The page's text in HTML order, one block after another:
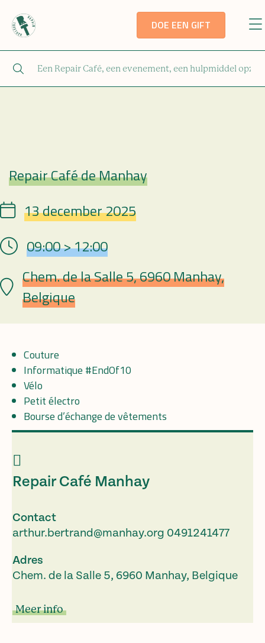
DOE EEN GIFT
Repair Café
Repair Café de Manhay
Date 13 december 2025
Hour 09:00 > 12:00
PlaatsChem. de la Salle 5, 6960 Manhay,
Belgique
Couture
Informatique #EndOf10
Vélo
Petit électro
Bourse d’échange de vêtements
Repair Café Manhay
Contact
arthur.bertrand@manhay.org 0491241477
Adres
Chem. de la Salle 5, 6960 Manhay, Belgique
Meer info